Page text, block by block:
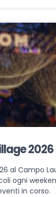
2026
al Campo
ogni
in corso.